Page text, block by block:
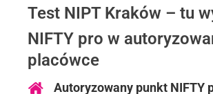
Test NIPT Kraków – tu
NIFTY pro w
placówce
Autoryzowany punkt NIFTY